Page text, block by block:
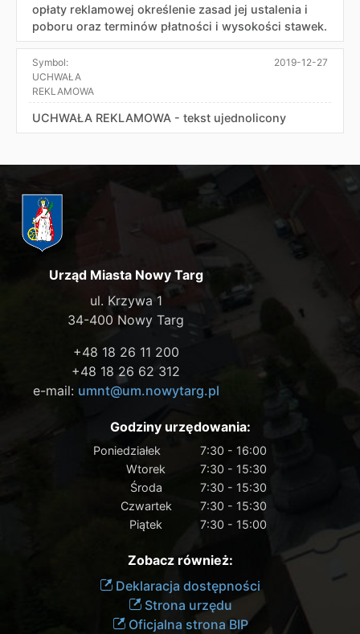
opłaty reklamowej określenie zasad jej ustalenia i
poboru oraz terminów płatności i wysokości stawek.
Symbol:
UCHWAŁA
REKLAMOWA
2019-12-27
UCHWAŁA REKLAMOWA - tekst ujednolicony
Urząd Miasta Nowy Targ
ul. Krzywa 1
34-400 Nowy Targ
+48 18 26 11 200
+48 18 26 62 312
e-mail: umnt@um.nowytarg.pl
Godziny urzędowania:
Poniedziałek
7:30 - 16:00
Wtorek
7:30 - 15:30
Środa
7:30 - 15:30
Czwartek
7:30 - 15:30
Piątek
7:30 - 15:00
Zobacz również:
Deklaracja dostępności
Strona urzędu
Oficjalna strona BIP